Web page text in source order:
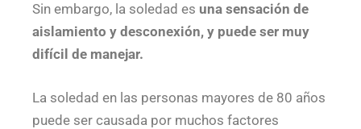
Sin embargo, la soledad es una sensación de
aislamiento y desconexión, y puede ser muy
difícil de manejar.
La soledad en las personas mayores de 80 años
puede ser causada por muchos factores